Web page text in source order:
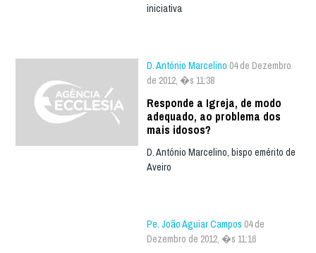
iniciativa
D. António Marcelino 04 de Dezembro
de 2012, �s 11:38
Responde a Igreja, de modo
adequado, ao problema dos
mais idosos?
D. António Marcelino, bispo emérito de
Aveiro
Pe. João Aguiar Campos 04 de
Dezembro de 2012, �s 11:16